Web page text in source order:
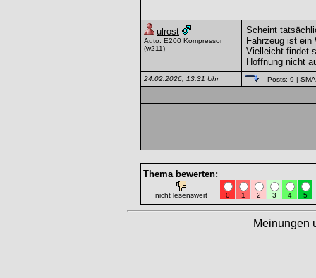
ulrost
Auto: E200 Kompressor
(w211)
Scheint
Fahrzeug ist ein
Vielleicht findet
Hoffnung nicht
24.02.2026, 13:31 Uhr Posts: 9 |
Thema bewerten:
nicht lesenswert 0 1 2 3 4 5
Meinungen